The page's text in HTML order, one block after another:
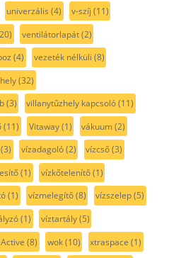
univerzális (4) v-szíj (11)
ventilátorlapát(2)
(4) vezeték nélküli (8)
(32)
(3) villanytűzhely kapcsoló(11)
(11) Vitaway(1) vákuum(2)
(3) vízadagoló(2) vízcső(3)
(1) vízkőtelenítő(1)
(1) vízmelegítő(8) vízszelep(5)
(1) víztartály(5)
(8) wok(10) xtraspace (1)